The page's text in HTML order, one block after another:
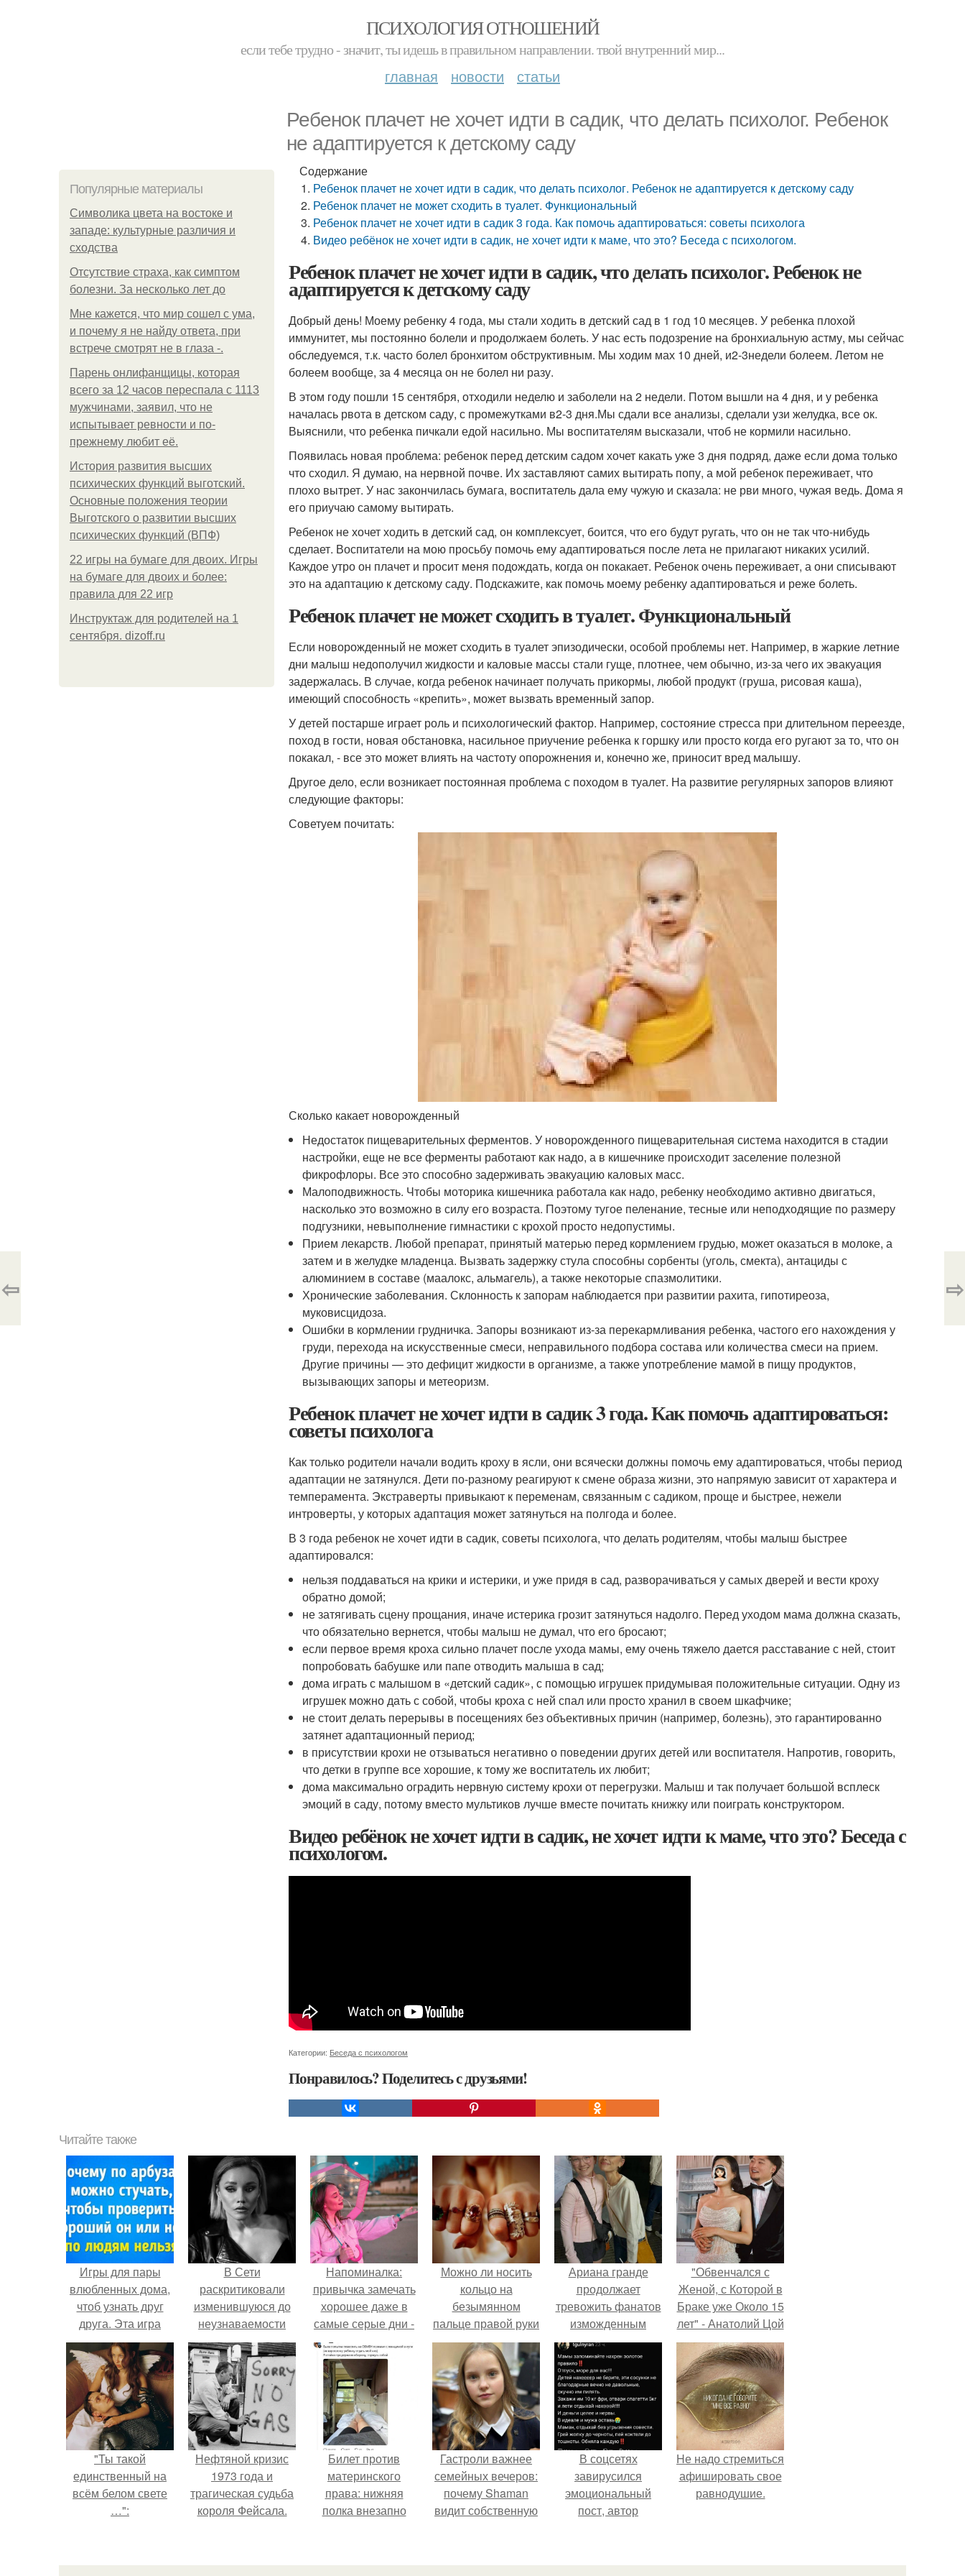
ПСИХОЛОГИЯ ОТНОШЕНИЙ
если тебе трудно - значит, ты идешь в правильном направлении. твой внутренний мир...
главная новости статьи
Ребенок плачет не хочет идти в садик, что делать психолог. Ребенок
не адаптируется к детскому саду
Популярные материалы
Символика цвета на востоке и
западе: культурные различия и
сходства
Отсутствие страха, как симптом
болезни. За несколько лет до
Мне кажется, что мир сошел с ума,
и почему я не найду ответа, при
встрече смотрят не в глаза -.
Парень онлифанщицы, которая
всего за 12 часов переспала с 1113
мужчинами, заявил, что не
испытывает ревности и по-
прежнему любит её.
История развития высших
психических функций выготский.
Основные положения теории
Выготского о развитии высших
психических функций (ВПФ)
22 игры на бумаге для двоих. Игры
на бумаге для двоих и более:
правила для 22 игр
Инструктаж для родителей на 1
сентября. dizoff.ru
Содержание
Ребенок плачет не хочет идти в садик, что делать психолог. Ребенок не адаптируется к детскому саду
Ребенок плачет не может сходить в туалет. Функциональный
Ребенок плачет не хочет идти в садик 3 года. Как помочь адаптироваться: советы психолога
Видео ребёнок не хочет идти в садик, не хочет идти к маме, что это? Беседа с психологом.
Ребенок плачет не хочет идти в садик, что делать психолог. Ребенок не
адаптируется к детскому саду
Добрый день! Моему ребенку 4 года, мы стали ходить в детский сад в 1 год 10 месяцев. У ребенка плохой
иммунитет, мы постоянно болели и продолжаем болеть. У нас есть подозрение на бронхиальную астму, мы сейчас
обследуемся, т.к. часто болел бронхитом обструктивным. Мы ходим мах 10 дней, и2-3недели болеем. Летом не
болеем вообще, за 4 месяца он не болел ни разу.
В этом году пошли 15 сентября, отходили неделю и заболели на 2 недели. Потом вышли на 4 дня, и у ребенка
началась рвота в детском саду, с промежутками в2-3 дня.Мы сдали все анализы, сделали узи желудка, все ок.
Выяснили, что ребенка пичкали едой насильно. Мы воспитателям высказали, чтоб не кормили насильно.
Появилась новая проблема: ребенок перед детским садом хочет какать уже 3 дня подряд, даже если дома только
что сходил. Я думаю, на нервной почве. Их заставляют самих вытирать попу, а мой ребенок переживает, что
плохо вытрет. У нас закончилась бумага, воспитатель дала ему чужую и сказала: не рви много, чужая ведь. Дома я
его приучаю самому вытирать.
Ребенок не хочет ходить в детский сад, он комплексует, боится, что его будут ругать, что он не так что-нибудь
сделает. Воспитатели на мою просьбу помочь ему адаптироваться после лета не прилагают никаких усилий.
Каждое утро он плачет и просит меня подождать, когда он покакает. Ребенок очень переживает, а они списывают
это на адаптацию к детскому саду. Подскажите, как помочь моему ребенку адаптироваться и реже болеть.
Ребенок плачет не может сходить в туалет. Функциональный
Если новорожденный не может сходить в туалет эпизодически, особой проблемы нет. Например, в жаркие летние
дни малыш недополучил жидкости и каловые массы стали гуще, плотнее, чем обычно, из-за чего их эвакуация
задержалась. В случае, когда ребенок начинает получать прикормы, любой продукт (груша, рисовая каша),
имеющий способность «крепить», может вызвать временный запор.
У детей постарше играет роль и психологический фактор. Например, состояние стресса при длительном переезде,
поход в гости, новая обстановка, насильное приучение ребенка к горшку или просто когда его ругают за то, что он
покакал, - все это может влиять на частоту опорожнения и, конечно же, приносит вред малышу.
Другое дело, если возникает постоянная проблема с походом в туалет. На развитие регулярных запоров влияют
следующие факторы:
Советуем почитать:
Сколько какает новорожденный
Недостаток пищеварительных ферментов. У новорожденного пищеварительная система находится в стадии
настройки, еще не все ферменты работают как надо, а в кишечнике происходит заселение полезной
фикрофлоры. Все это способно задерживать эвакуацию каловых масс.
Малоподвижность. Чтобы моторика кишечника работала как надо, ребенку необходимо активно двигаться,
насколько это возможно в силу его возраста. Поэтому тугое пеленание, тесные или неподходящие по размеру
подгузники, невыполнение гимнастики с крохой просто недопустимы.
Прием лекарств. Любой препарат, принятый матерью перед кормлением грудью, может оказаться в молоке, а
затем и в желудке младенца. Вызвать задержку стула способны сорбенты (уголь, смекта), антациды с
алюминием в составе (маалокс, альмагель), а также некоторые спазмолитики.
Хронические заболевания. Склонность к запорам наблюдается при развитии рахита, гипотиреоза,
муковисцидоза.
Ошибки в кормлении грудничка. Запоры возникают из-за перекармливания ребенка, частого его нахождения у
груди, перехода на искусственные смеси, неправильного подбора состава или количества смеси на прием.
Другие причины — это дефицит жидкости в организме, а также употребление мамой в пищу продуктов,
вызывающих запоры и метеоризм.
Ребенок плачет не хочет идти в садик 3 года. Как помочь адаптироваться:
советы психолога
Как только родители начали водить кроху в ясли, они всячески должны помочь ему адаптироваться, чтобы период
адаптации не затянулся. Дети по-разному реагируют к смене образа жизни, это напрямую зависит от характера и
темперамента. Экстраверты привыкают к переменам, связанным с садиком, проще и быстрее, нежели
интроверты, у которых адаптация может затянуться на полгода и более.
В 3 года ребенок не хочет идти в садик, советы психолога, что делать родителям, чтобы малыш быстрее
адаптировался:
нельзя поддаваться на крики и истерики, и уже придя в сад, разворачиваться у самых дверей и вести кроху
обратно домой;
не затягивать сцену прощания, иначе истерика грозит затянуться надолго. Перед уходом мама должна сказать,
что обязательно вернется, чтобы малыш не думал, что его бросают;
если первое время кроха сильно плачет после ухода мамы, ему очень тяжело дается расставание с ней, стоит
попробовать бабушке или папе отводить малыша в сад;
дома играть с малышом в «детский садик», с помощью игрушек придумывая положительные ситуации. Одну из
игрушек можно дать с собой, чтобы кроха с ней спал или просто хранил в своем шкафчике;
не стоит делать перерывы в посещениях без объективных причин (например, болезнь), это гарантированно
затянет адаптационный период;
в присутствии крохи не отзываться негативно о поведении других детей или воспитателя. Напротив, говорить,
что детки в группе все хорошие, к тому же воспитатель их любит;
дома максимально оградить нервную систему крохи от перегрузки. Малыш и так получает большой всплеск
эмоций в саду, потому вместо мультиков лучше вместе почитать книжку или поиграть конструктором.
Видео ребёнок не хочет идти в садик, не хочет идти к маме, что это? Беседа с
психологом.
Категории: Беседа с психологом
Понравилось? Поделитесь с друзьями!
⇦ ⇨
Читайте также
Игры для пары
влюбленных дома,
чтоб узнать друг
друга. Эта игра
поможет узнать
истинный характер
любого человека
В Сети
раскритиковали
изменившуюся до
неузнаваемости
Марину зудину.
Напоминалка:
привычка замечать
хорошее даже в
самые серые дни -
это не очередная
сказка из книг по
саморазвитию.
Можно ли носить
кольцо на
безымянном
пальце правой руки
незамужней
девушке
Ариана гранде
продолжает
тревожить фанатов
изможденным
Видом.
"Обвенчался с
Женой, с Которой в
Браке уже Около 15
лет" - Анатолий Цой
удивил
поклонников
"тайной свадьбой".
"Ты такой
единственный на
всём белом свете
…":
Нефтяной кризис
1973 года и
трагическая судьба
короля Фейсала.
Билет против
материнского
права: нижняя
полка внезапно
Гастроли важнее
семейных вечеров:
почему Shaman
видит собственную
вживую.
В соцсетях
завирусился
эмоциональный
пост, автор
без детей и не
Hе надо стремиться
афишировать свое
равнодушие.